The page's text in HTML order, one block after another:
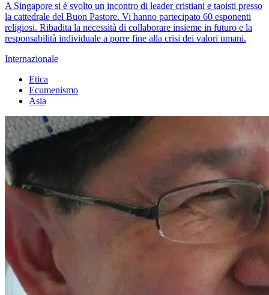
A Singapore si è svolto un incontro di leader cristiani e taoisti presso
la cattedrale del Buon Pastore. Vi hanno partecipato 60 esponenti
religiosi. Ribadita la necessità di collaborare insieme in futuro e la
responsabilità individuale a porre fine alla crisi dei valori umani.
Internazionale
Etica
Ecumenismo
Asia